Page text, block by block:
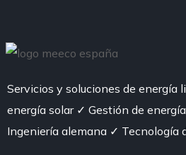
Servicios y soluciones de energía
energía solar ✓ Gestión de
Ingeniería alemana ✓ Tecnología